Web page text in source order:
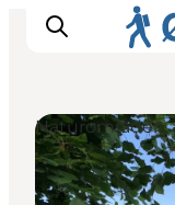
Inspiration
Naturområder